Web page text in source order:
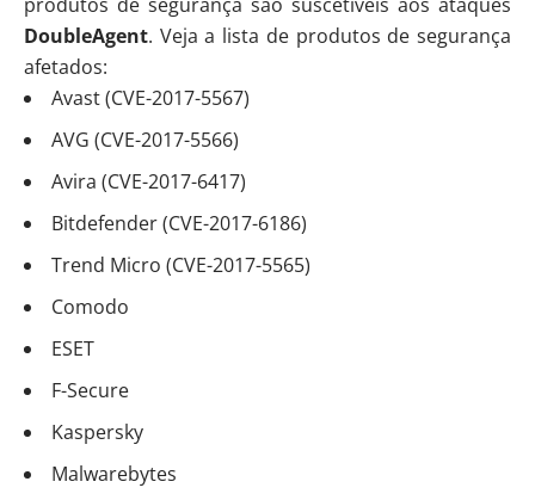
DoubleAgent. Veja a lista de produtos de segurança
afetados:
Avast (CVE-2017-5567)
AVG (CVE-2017-5566)
Avira (CVE-2017-6417)
Bitdefender (CVE-2017-6186)
Trend Micro (CVE-2017-5565)
Comodo
ESET
F-Secure
Kaspersky
Malwarebytes